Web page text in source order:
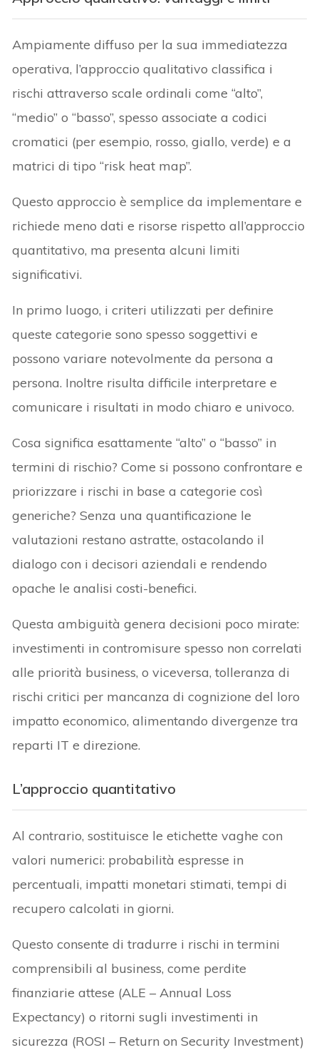
Ampiamente diffuso per la sua immediatezza
operativa, l’approccio qualitativo classifica i
rischi attraverso scale ordinali come “alto”,
“medio” o “basso”, spesso associate a codici
cromatici (per esempio, rosso, giallo, verde) e a
matrici di tipo “risk heat map”.
Questo approccio è semplice da implementare e
richiede meno dati e risorse rispetto all’approccio
quantitativo, ma presenta alcuni limiti
significativi.
In primo luogo, i criteri utilizzati per definire
queste categorie sono spesso soggettivi e
possono variare notevolmente da persona a
persona. Inoltre risulta difficile interpretare e
comunicare i risultati in modo chiaro e univoco.
Cosa significa esattamente “alto” o “basso” in
termini di rischio? Come si possono confrontare e
priorizzare i rischi in base a categorie così
generiche? Senza una quantificazione le
valutazioni restano astratte, ostacolando il
dialogo con i decisori aziendali e rendendo
opache le analisi costi-benefici.
Questa ambiguità genera decisioni poco mirate:
investimenti in contromisure spesso non correlati
alle priorità business, o viceversa, tolleranza di
rischi critici per mancanza di cognizione del loro
impatto economico, alimentando divergenze tra
reparti IT e direzione.
L’approccio quantitativo
Al contrario, sostituisce le etichette vaghe con
valori numerici: probabilità espresse in
percentuali, impatti monetari stimati, tempi di
recupero calcolati in giorni.
Questo consente di tradurre i rischi in termini
comprensibili al business, come perdite
finanziarie attese (ALE – Annual Loss
Expectancy) o ritorni sugli investimenti in
sicurezza (ROSI – Return on Security Investment)